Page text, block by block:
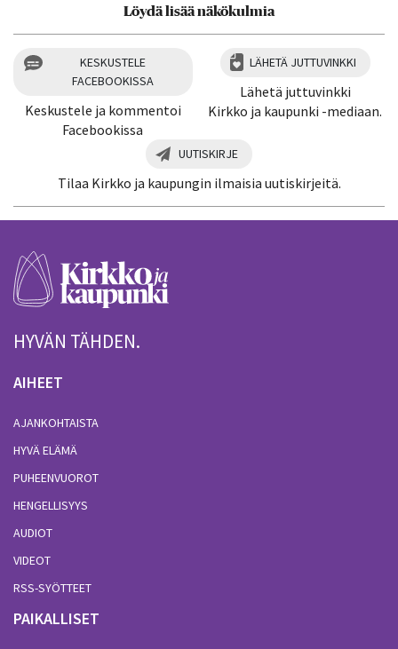
Löydä lisää näkökulmia
KESKUSTELE
FACEBOOKISSA
Keskustele ja kommentoi
Facebookissa
LÄHETÄ JUTTUVINKKI
Lähetä juttuvinkki
Kirkko ja kaupunki -mediaan.
UUTISKIRJE
Tilaa Kirkko ja kaupungin ilmaisia uutiskirjeitä.
HYVÄN TÄHDEN.
AIHEET
AJANKOHTAISTA
HYVÄ ELÄMÄ
PUHEENVUOROT
HENGELLISYYS
AUDIOT
VIDEOT
RSS-SYÖTTEET
PAIKALLISET